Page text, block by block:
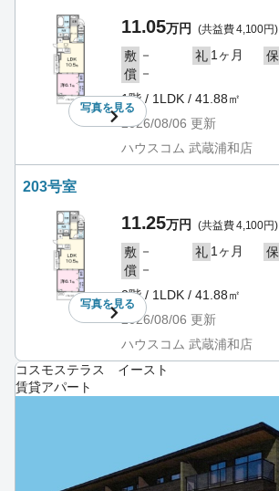
写真を見る
11.05万円 (共益費 4,100円)
敷 － 礼 1ヶ月 保
償 －
1階 / 1LDK / 41.88㎡
2026/08/06 更新
ハウスコム 武蔵浦和店
203号室
写真を見る
11.25万円 (共益費 4,100円)
敷 － 礼 1ヶ月 保
償 －
2階 / 1LDK / 41.88㎡
2026/08/06 更新
ハウスコム 武蔵浦和店
コスモステラス イースト
賃貸アパート